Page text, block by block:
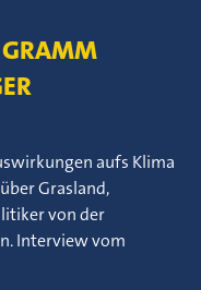
GRAMM
aufs Klima
Grasland,
von der
Interview vom